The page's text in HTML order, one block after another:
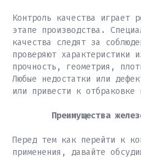
Контроль качества играет
этапе производства.
качества следят за
проверяют характеристики
прочность, геометрия,
Любые недостатки или
или привести к отбраковке
Преимущества
Перед тем как перейти к
применения, давайте